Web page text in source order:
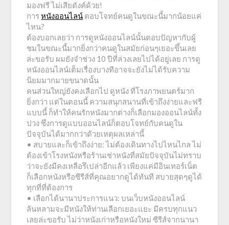
มองฟรี ไม่เสียตังค์ด้วย!
การหนังออนไลน์ ตอบโจทย์คนดูในขณะนี้มากน้อยแค่
ไหน?
ต้องบอกเลยว่า การดูหนังออนไลน์นั้นตอบปัญหากับผู้
ชมในขณะนี้มากยิ่งกว่าคนดูในสมัยก่อนๆเยอะขึ้นเลย
ล่ะขอรับ ผมยังจำช่วง 10 ปีที่ล่วงเลยไปได้อยู่เลย การดู
หนังออนไลน์เต็มเรื่องบางทีอาจจะยังไม่ได้รับความ
นิยมมากมายขนาดนั้น
คนส่วนใหญ่ยังคงเลือกไป ดูหนัง ที่โรงภาพยนตร์มาก
ยิ่งกว่า แต่ในตอนนี้ ความสนุกสนานที่เข้าถึงง่ายและฟรี
แบบนี้ ก็ทำให้คนรักหนังมากต่างก็เลือกมองออนไลน์ทั้ง
ปวง ซึ่งการดูแบบออนไลน์ก็ตอบโจทย์กับคนดูใน
ปัจจุบันได้มากกว่าด้วยเหตุผลเหล่านี้
• สบายและก็เข้าถึงง่าย: ไม่ต้องเดินทางไปไหนไกล ไม่
ต้องเข้าโรงหนังหรือร้านเช่าหนังที่สมัยปัจจุบันไม่ทราบ
ว่าจะยังมีคงเหลือรึเปล่าอีกแล้ว เพียงแค่มีอินเทอร์เน็ต
ก็เลือกหนังหรือซีรีส์ที่คุณอยากดูได้ทันที สบายสุดๆดูได้
ทุกที่ที่ต้องการ
• เลือกได้นานาประการแนว: บนเว็บหนังออนไลน์
ล้นหลามจะมีหนังให้ท่านเลือกเยอะแยะ มีครบทุกแนว
เลยล่ะขอรับ ไม่ว่าหนังเก่าหรือหนังใหม่ ซีรีส์จากนานา